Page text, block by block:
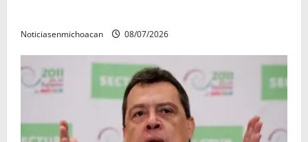
Noticiasenmichoacan 08/07/2026